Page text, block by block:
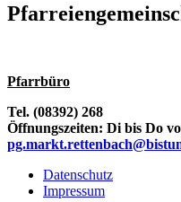
Pfarrbüro
Tel. (08392) 268
Öffnungszeiten: Di bis Do
Datenschutz
Impressum